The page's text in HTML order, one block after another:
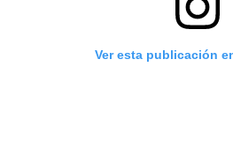
Ver esta publicación